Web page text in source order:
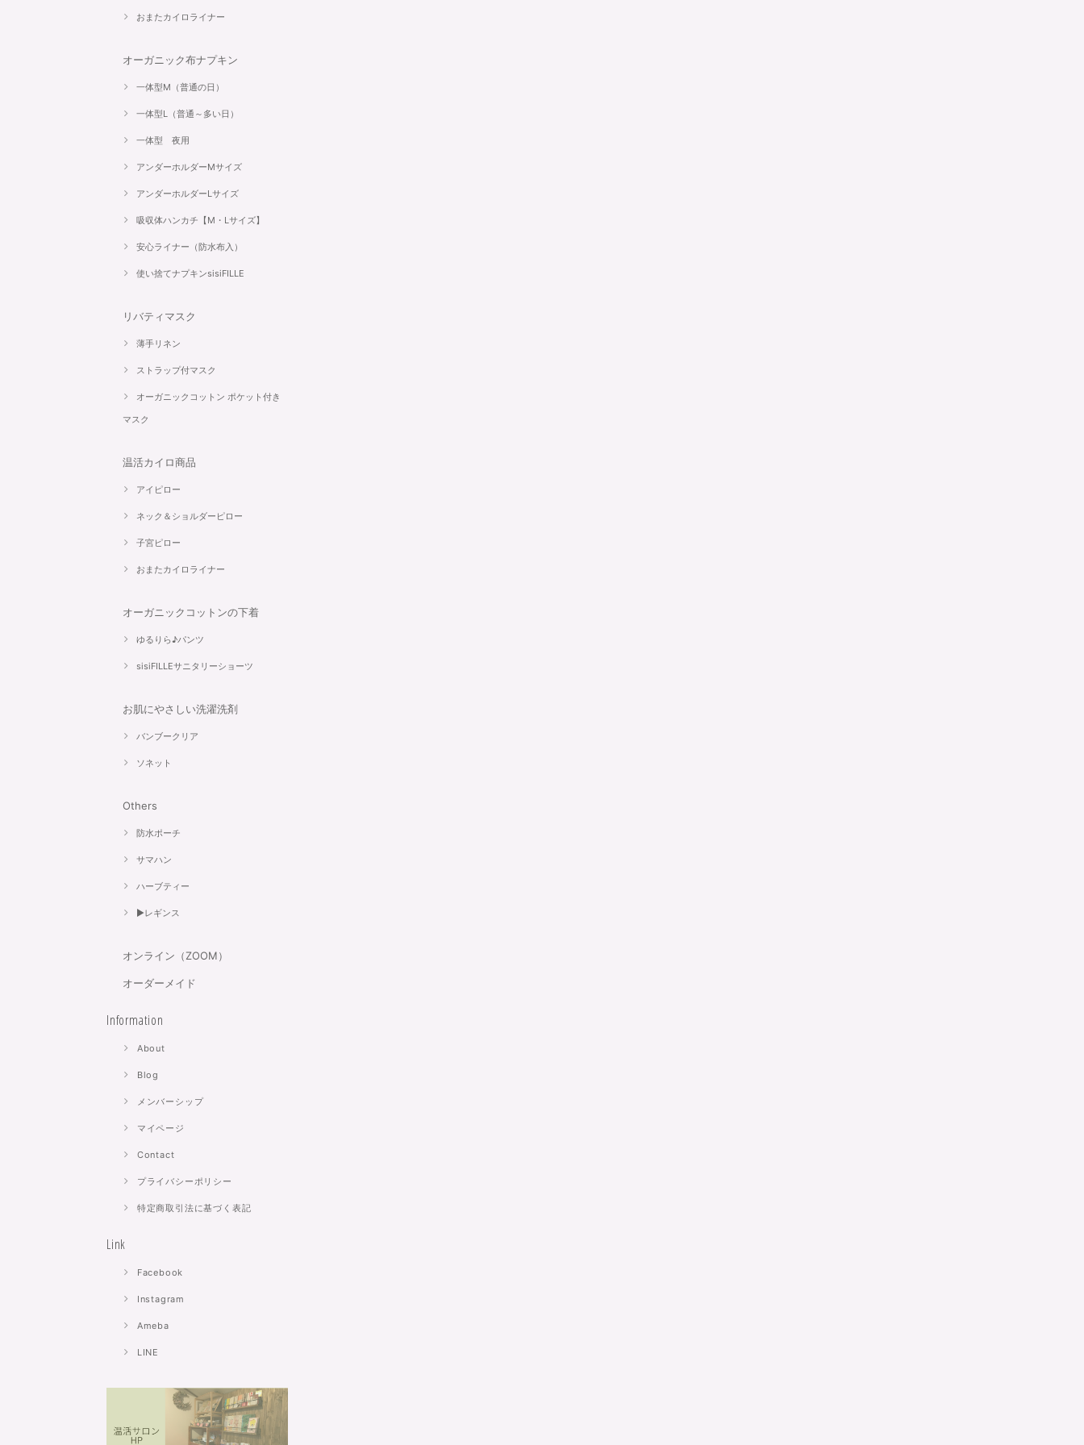
おまたカイロライナー
オーガニック布ナプキン
一体型M（普通の日）
一体型L（普通～多い日）
一体型 夜用
アンダーホルダーMサイズ
アンダーホルダーLサイズ
吸収体ハンカチ【M・Lサイズ】
安心ライナー（防水布入）
使い捨てナプキンsisiFILLE
リバティマスク
薄手リネン
ストラップ付マスク
オーガニックコットン ポケット付き
マスク
温活カイロ商品
アイピロー
ネック＆ショルダーピロー
子宮ピロー
おまたカイロライナー
オーガニックコットンの下着
ゆるりら♪パンツ
sisiFILLEサニタリーショーツ
お肌にやさしい洗濯洗剤
バンブークリア
ソネット
Others
防水ポーチ
サマハン
ハーブティー
▶︎レギンス
オンライン（ZOOM）
オーダーメイド
Information
About
Blog
メンバーシップ
マイページ
Contact
プライバシーポリシー
特定商取引法に基づく表記
Link
Facebook
Instagram
Ameba
LINE